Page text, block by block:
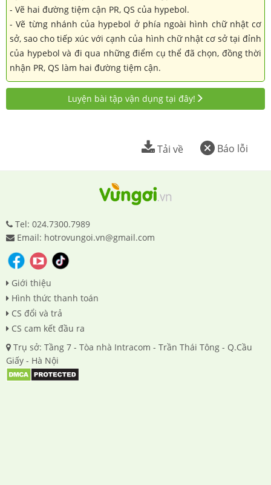
- Vẽ hai đường tiệm cận PR, QS của hypebol.
- Vẽ từng nhánh của hypebol ở phía ngoài hình chữ nhật cơ
sở, sao cho tiếp xúc với cạnh của hình chữ nhật cơ sở tại đỉnh
của hypebol và đi qua những điểm cụ thể đã chọn, đồng thời
nhận PR, QS làm hai đường tiệm cận.
Luyện bài tập vận dụng tại đây!
Báo lỗi
Tải về
Tel: 024.7300.7989
Email: hotrovungoi.vn@gmail.com
Giới thiệu
Hình thức thanh toán
CS đổi và trả
CS cam kết đầu ra
Trụ sở: Tầng 7 - Tòa nhà Intracom - Trần Thái Tông - Q.Cầu
Giấy - Hà Nội